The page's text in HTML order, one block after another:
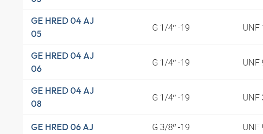
GE HRED 04 AJ
05
G 1/4″ -19 UNF
GE HRED 04 AJ
06
G 1/4″ -19 UNF
GE HRED 04 AJ
08
G 1/4″ -19 UNF
GE HRED 06 AJ G 3/8″ -19 UNF